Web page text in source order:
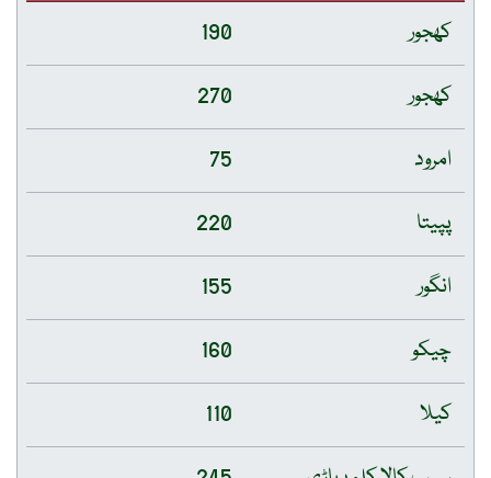
کھجور
190
کھجور
270
امرود
75
پپیتا
220
انگور
155
چیکو
160
کیلا
110